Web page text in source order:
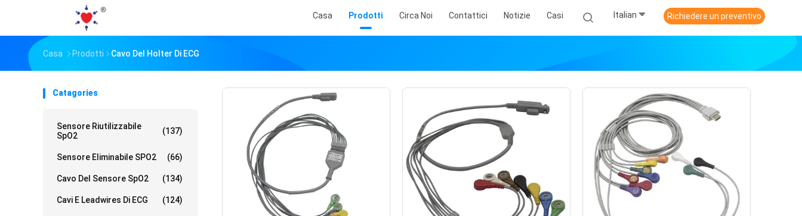
Casa Prodotti Circa Noi Contattici Notizie Casi Italian Richiedere un preventivo
Casa Prodotti Cavo Del Holter Di ECG
Catagories
Sensore Riutilizzabile
SpO2
(137)
Sensore Eliminabile SPO2 (66)
Cavo Del Sensore SpO2 (134)
Cavi E Leadwires Di ECG (124)